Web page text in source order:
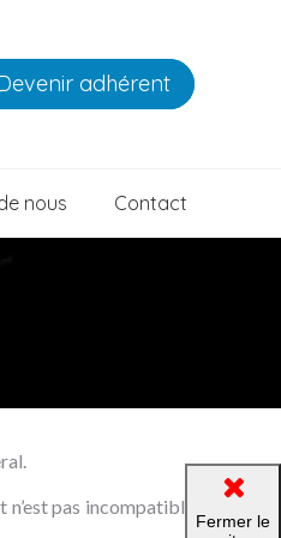
adhérent
nous Contact
pas incompatible
Fermer le